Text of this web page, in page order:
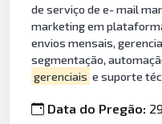
de serviço de e- mail
marketing em
envios mensais,
segmentação,
gerenciais e suporte
Data do Pregão: